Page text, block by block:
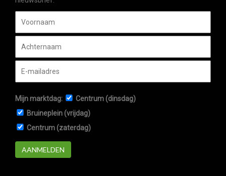
Mijn marktdag:
Centrum (dinsdag)
Bruineplein (vrijdag)
Centrum (zaterdag)
AANMELDEN